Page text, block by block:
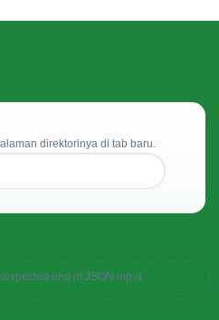
direktorinya di tab baru.
end of JSON input